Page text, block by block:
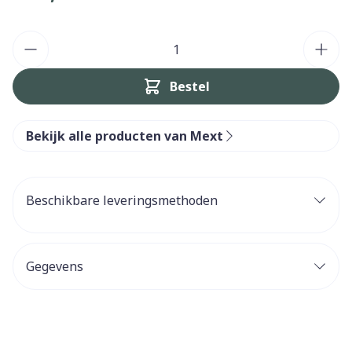
Bestel
Bekijk alle producten van Mext
Beschikbare leveringsmethoden
Gegevens